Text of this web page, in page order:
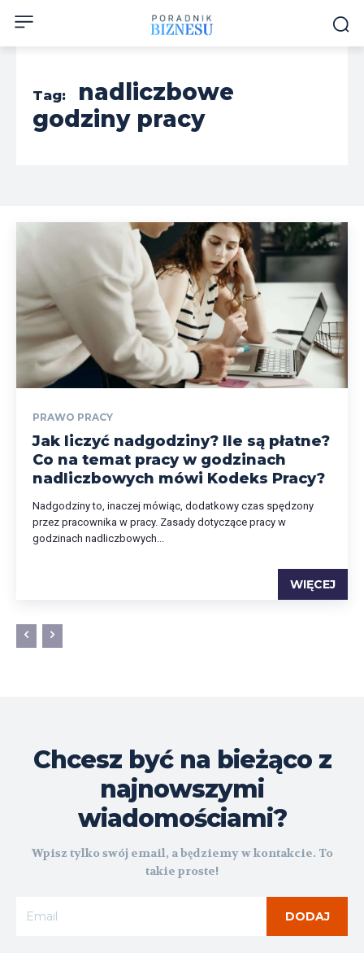
Tag:
nadliczbowe
godziny pracy
PRAWO PRACY
Jak liczyć nadgodziny? Ile są płatne?
Co na temat pracy w godzinach
nadliczbowych mówi Kodeks Pracy?
Nadgodziny to, inaczej mówiąc, dodatkowy czas spędzony
przez pracownika w pracy. Zasady dotyczące pracy w
godzinach nadliczbowych...
WIĘCEJ
Chcesz być na bieżąco z
najnowszymi
wiadomościami?
Wpisz tylko swój email, a będziemy w kontakcie. To
takie proste!
DODAJ